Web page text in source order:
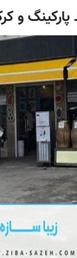
و کرکره